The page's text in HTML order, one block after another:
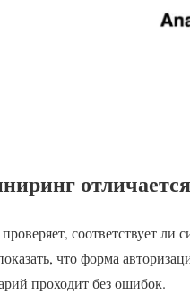
соответствует ли
что форма
проходит без ошибок.